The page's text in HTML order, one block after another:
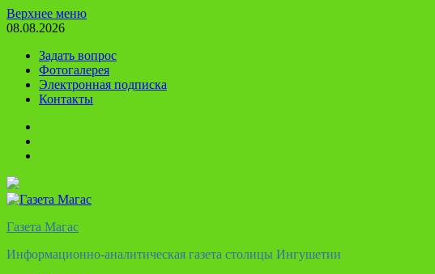
Перейти
к
Верхнее меню
08.08.2026
Задать вопрос
Фотогалерея
Электронная подписка
Контакты
Газета Магас
Информационно-аналитическая газета столицы Ингушетии